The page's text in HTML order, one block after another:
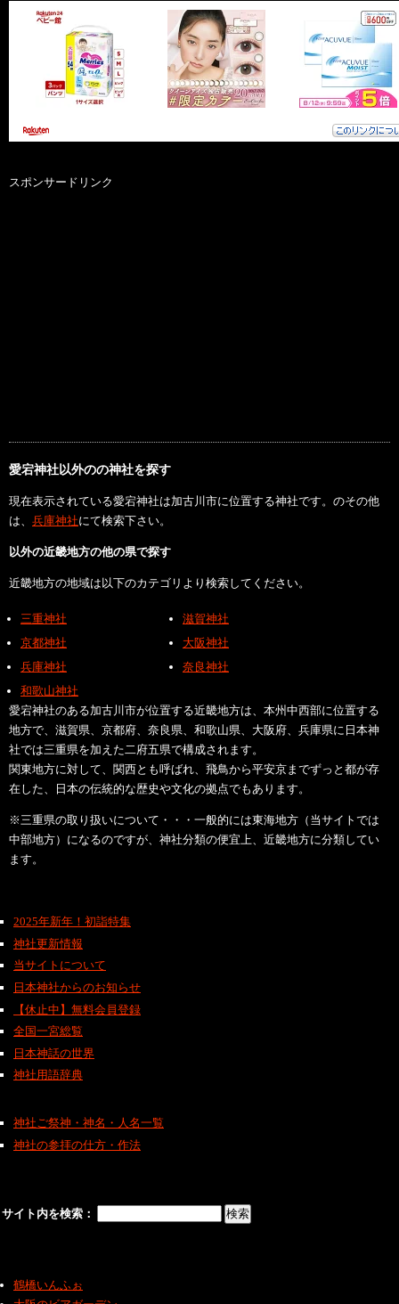
スポンサードリンク
愛宕神社以外のの神社を探す
現在表示されている愛宕神社は加古川市に位置する神社です。のその他
は、 兵庫神社にて検索下さい。
以外の近畿地方の他の県で探す
近畿地方の地域は以下のカテゴリより検索してください。
三重神社
滋賀神社
京都神社
大阪神社
兵庫神社
奈良神社
和歌山神社
愛宕神社のある加古川市が位置する近畿地方は、本州中西部に位置する
地方で、滋賀県、京都府、奈良県、和歌山県、大阪府、兵庫県に日本神
社では三重県を加えた二府五県で構成されます。
関東地方に対して、関西とも呼ばれ、飛鳥から平安京までずっと都が存
在した、日本の伝統的な歴史や文化の拠点でもあります。
※三重県の取り扱いについて・・・一般的には東海地方（当サイトでは
中部地方）になるのですが、神社分類の便宜上、近畿地方に分類してい
ます。
2025年新年！初詣特集
神社更新情報
当サイトについて
日本神社からのお知らせ
【休止中】無料会員登録
全国一宮総覧
日本神話の世界
神社用語辞典
神社ご祭神・神名・人名一覧
神社の参拝の仕方・作法
サイト内を検索：
鶴橋いんふぉ